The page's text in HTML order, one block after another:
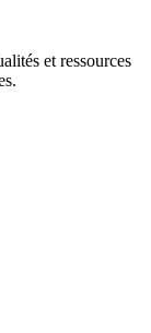
et ressources